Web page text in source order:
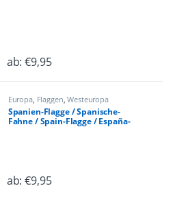
ab:€9,95
Dieses Produkt weist mehrere
Europa, Flaggen,Westeuropa
Spanien-Flagge / Spanische-
Fahne / Spain-Flagge / España-
ab:€9,95
Dieses Produkt weist mehrere